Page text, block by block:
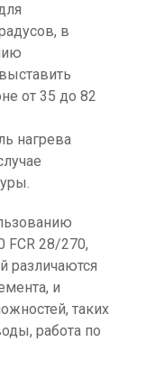
в
от 35 до 82
нагрева
FCR 28/270,
различаются
и
таких
работа по